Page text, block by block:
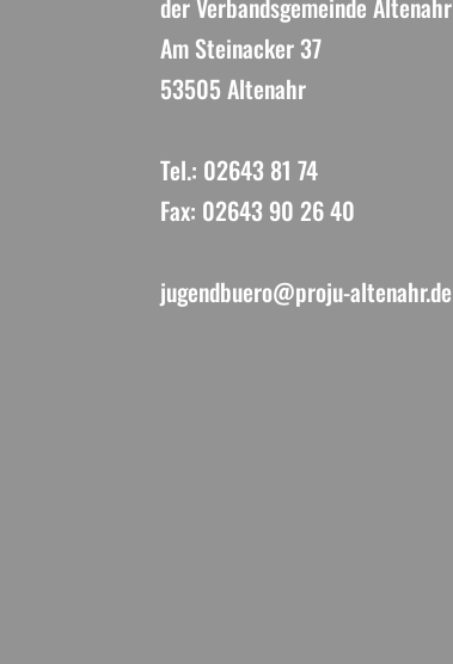
Am Steinacker 37
53505 Altenahr
Tel.: 02643 81 74
Fax: 02643 90 26 40
jugendbuero@proju-altenahr.de